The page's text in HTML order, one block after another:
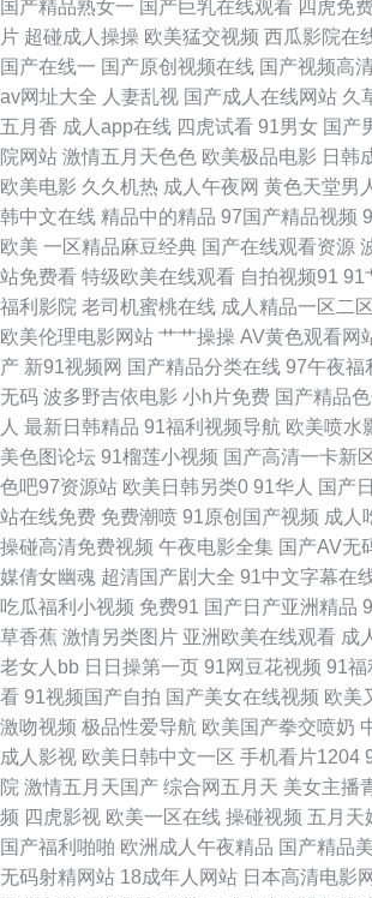
免费电影院网站 91福利社视频国产精品 天天射狠狠
媒精品 国产精品精品自在线拍 国产欧美久久久久 国
免费三级 久久国产精品久久 美女露胸照 欧美后入 青
虎新影院2019址 婷婷综合 下载欧美性交 在线观看
看 91www黄色 日韩精品无码久久 91TV网站 91国产
香蕉 91香蕉污视频下载 豆花影院色 国产tv六区 国产
二 久久精品23 欧美A级视频 三级91 亚洲黄色在线
东北40多岁熟女 91人免费版观看 91丝袜足交视频国
成人精品视频 国产精品高清色网站在线 九九热精品
欧美女同在线 欧美性交视大片 人人模人 肉丝高跟后
子资源网 91白丝综合 91福利导航在线观看 91se在线
一区 欧美视频第三页 日韩福利电影 2019年九九精
91青青搞 91网页看片 97网址www www日韩高清 东
91 国内视频一区在线观看 av传媒看片网在线 二区 后
亮妈妈6中文完整高清 视频在线91 迅雷bt下载 80电
国产精品熟女一 国产巨乳在线观看 四虎免
片 超碰成人操操 欧美猛交视频 西瓜影院在
国产在线一 国产原创视频在线 国产视频高
av网址大全 人妻乱视 国产成人在线网站 久
五月香 成人app在线 四虎试看 91男女 国产
院网站 激情五月天色色 欧美极品电影 日韩
欧美电影 久久机热 成人午夜网 黄色天堂男
韩中文在线 精品中的精品 97国产精品视频
欧美 一区精品麻豆经典 国产在线观看资源
站免费看 特级欧美在线观看 自拍视频91 91
福利影院 老司机蜜桃在线 成人精品一区二区
欧美伦理电影网站 艹艹操操 AV黄色观看网
产 新91视频网 国产精品分类在线 97午夜福
无码 波多野吉依电影 小h片免费 国产精品
人 最新日韩精品 91福利视频导航 欧美喷水
美色图论坛 91榴莲小视频 国产高清一卡新
色吧97资源站 欧美日韩另类0 91华人 国产
站在线免费 免费潮喷 91原创国产视频 成人
操碰高清免费视频 午夜电影全集 国产AV无
媒倩女幽魂 超清国产剧大全 91中文字幕在
吃瓜福利小视频 免费91 国产日产亚洲精品
草香蕉 激情另类图片 亚洲欧美在线观看 成
老女人bb 日日操第一页 91网豆花视频 91福
看 91视频国产自拍 国产美女在线视频 欧美
激吻视频 极品性爱导航 欧美国产拳交喷奶
成人影视 欧美日韩中文一区 手机看片1204
院 激情五月天国产 综合网五月天 美女主播
频 四虎影视 欧美一区在线 操碰视频 五月天
国产福利啪啪 欧洲成人午夜精品 国产精品
无码射精网站 18成年人网站 日本高清电影网